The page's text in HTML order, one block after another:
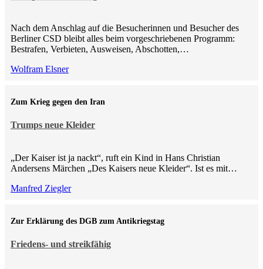
Nach dem Anschlag auf die Besucherinnen und Besucher des
Berliner CSD bleibt alles beim vorgeschriebenen Programm:
Bestrafen, Verbieten, Ausweisen, Abschotten,…
Wolfram Elsner
Trumps neue Kleider
Zum Krieg gegen den Iran
„Der Kaiser ist ja nackt“, ruft ein Kind in Hans Christian
Andersens Märchen „Des Kaisers neue Kleider“. Ist es mit…
Manfred Ziegler
Friedens- und streikfähig
Zur Erklärung des DGB zum Antikriegstag